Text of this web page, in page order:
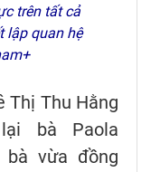
trên tất cả
lập quan hệ
Thị Thu Hằng
bà Paola
bà vừa đồng